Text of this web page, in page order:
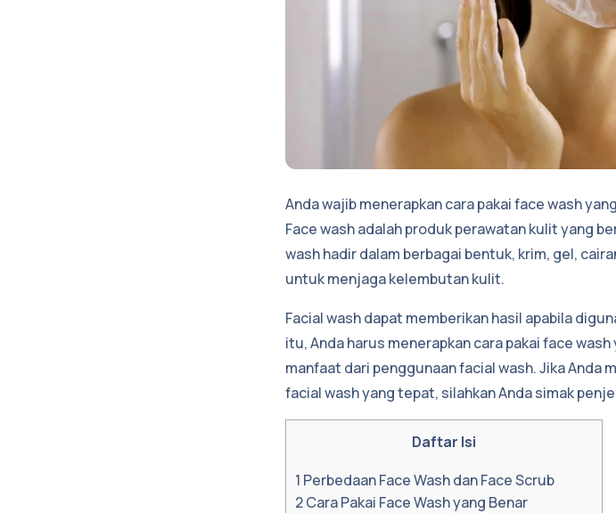
Anda wajib menerapkan cara pakai face wash
Face wash adalah produk perawatan kulit yang
wash hadir dalam berbagai bentuk, krim, gel,
untuk menjaga kelembutan kulit.
Facial wash dapat memberikan hasil apabila
itu, Anda harus menerapkan cara pakai face
manfaat dari penggunaan facial wash. Jika Anda
facial wash yang tepat, silahkan Anda simak
Daftar Isi
1 Perbedaan Face Wash dan Face Scrub
2Cara Pakai Face Wash yang Benar